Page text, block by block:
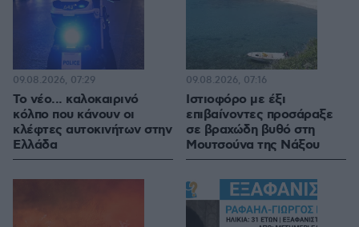
Το νέο... καλοκαιρινό
κόλπο που κάνουν οι
κλέφτες αυτοκινήτων στην
Ελλάδα
09.08.2026, 07:29
Ιστιοφόρο με έξι
επιβαίνοντες προσάραξε
σε βραχώδη βυθό στη
Μουτσούνα της Νάξου
09.08.2026, 07:16